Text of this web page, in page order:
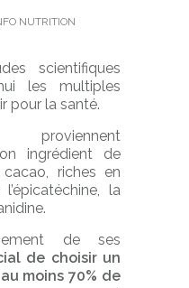
NUTRITION
scientifiques
les multiples
pour la santé.
ingrédient de
riches en
la
de ses
de choisir un
moins 70% de